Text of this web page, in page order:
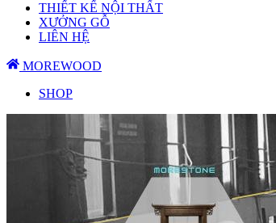
THIẾT KẾ NỘI THẤT
XƯỞNG GỖ
LIÊN HỆ
MOREWOOD
SHOP